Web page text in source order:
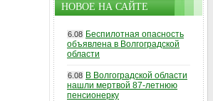
НОВОЕ НА САЙТЕ
6.08 Беспилотная опасность
объявлена в Волгоградской
области
6.08 В Волгоградской области
нашли мертвой 87-летнюю
пенсионерку